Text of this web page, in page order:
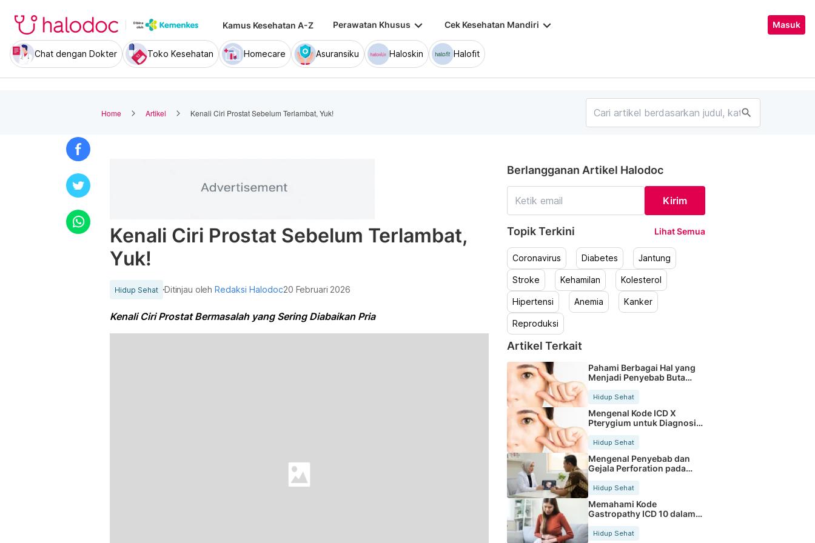
Kamus Kesehatan A-Z Perawatan Khusus keyboard_arrow_down Cek Kesehatan Mandiri keyboard_arrow_down Masuk
Chat dengan Dokter Toko Kesehatan Homecare Asuransiku Haloskin Halofit
Home Artikel Kenali Ciri Prostat Sebelum Terlambat, Yuk! search
Kenali Ciri Prostat Sebelum Terlambat,
Yuk!
Hidup Sehat Ditinjau olehRedaksi Halodoc20 Februari 2026
Kenali Ciri Prostat Bermasalah yang Sering Diabaikan Pria
Berlangganan Artikel Halodoc
Kirim
Topik Terkini Lihat Semua
Coronavirus Diabetes Jantung
Stroke Kehamilan Kolesterol
Hipertensi Anemia Kanker
Reproduksi
Artikel Terkait
Pahami Berbagai Hal yang
Menjadi Penyebab Buta
Hidup Sehat
Mengenal Kode ICD X
Pterygium untuk Diagnosis
Hidup Sehat
Mengenal Penyebab dan
Gejala Perforation pada
Tubuh
Hidup Sehat
Memahami Kode
Gastropathy ICD 10 dalam
Rekam Medis Pasien
Hidup Sehat